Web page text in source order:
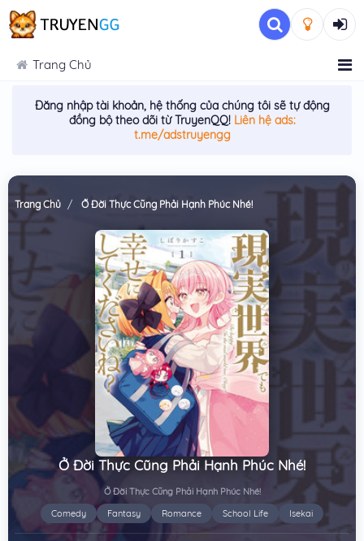
Trang Chủ
Đăng nhập tài khoản, hệ thống của chúng tôi sẽ tự động
đồng bộ theo dõi từ TruyenQQ! Liên hệ ads:
t.me/adstruyengg
Trang Chủ Ở Đời Thực Cũng Phải Hạnh Phúc Nhé!
Ở Đời Thực Cũng Phải Hạnh Phúc Nhé!
Ở Đời Thực Cũng Phải Hạnh Phúc Nhé!
Comedy
Fantasy Romance School Life Isekai